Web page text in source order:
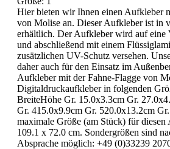
Hier bieten wir Ihnen einen Aufkleber
von Molise an. Dieser Aufkleber ist in
erhältlich. Der Aufkleber wird auf
und abschließend mit einem
zusätzlichen UV-Schutz versehen.
daher auch für den Einsatz im
Aufkleber mit der Fahne-Flagge von
Digitaldruckaufkleber in folgenden
BreiteHöhe Gr. 15.0x3.3cm Gr.
Gr. 415.0x9.9cm Gr. 520.0x13.2cm
maximale Größe (am Stück) für diesen
109.1 x 72.0 cm. Sondergrößen sind
Absprache möglich: +49 (0)33239